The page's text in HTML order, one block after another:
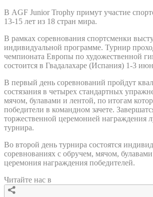
В AGF Junior Trophy примут участие
13-15 лет из 18 стран мира.
В рамках соревнования спортсменки
индивидуальной программе. Турнир
чемпионата Европы по художественной
состоится в Гвадалахаре (Испания) 1-3
В первый день соревнований пройдут
состязания в четырех стандартных
мячом, булавами и лентой, по итогам
победители в командном зачете.
торжественной церемонией награждения
турнира.
Во второй день турнира состоятся
соревнованиях с обручем, мячом,
церемония награждения победителей.
Читайте нас в